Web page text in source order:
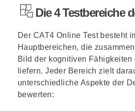
Die 4 Testbereiche
Der CAT4 Online Test besteht
Hauptbereichen, die
Bild der kognitiven Fähigkeiten
liefern. Jeder Bereich zielt
unterschiedliche Aspekte der
bewerten: